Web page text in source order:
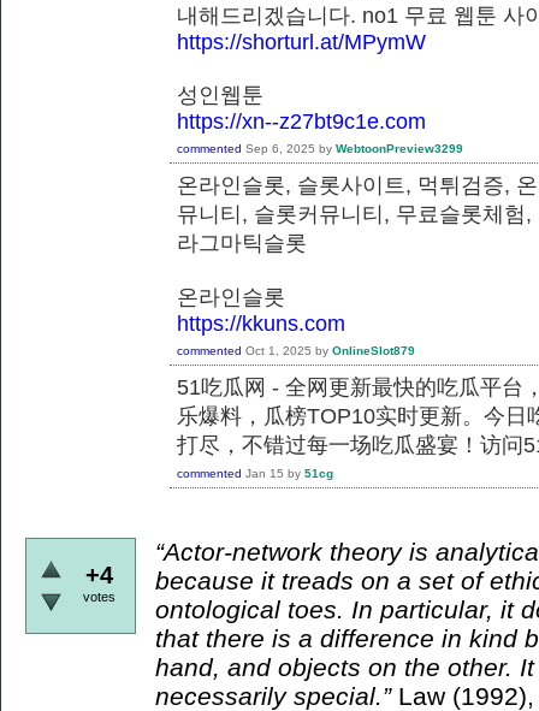
내해드리겠습니다. no1 무료 웹툰
https://shorturl.at/MPymW
성인웹툰
https://xn--z27bt9c1e.com
commented Sep 6, 2025 by WebtoonPreview3299
온라인슬롯, 슬롯사이트, 먹튀검증,
뮤니티, 슬롯커뮤니티, 무료슬롯체험
라그마틱슬롯
온라인슬롯
https://kkuns.com
commented Oct 1, 2025 by OnlineSlot879
51吃瓜网 - 全网更新最快的吃瓜平台
乐爆料，瓜榜TOP10实时更新。今
打尽，不错过每一场吃瓜盛宴！访问
commented Jan 15 by 51cg
+4
votes
“Actor-network theory is
because it treads on a set of
ontological toes. In particular, it
that there is a difference in kind
hand, and objects on the other.
necessarily special.” Law